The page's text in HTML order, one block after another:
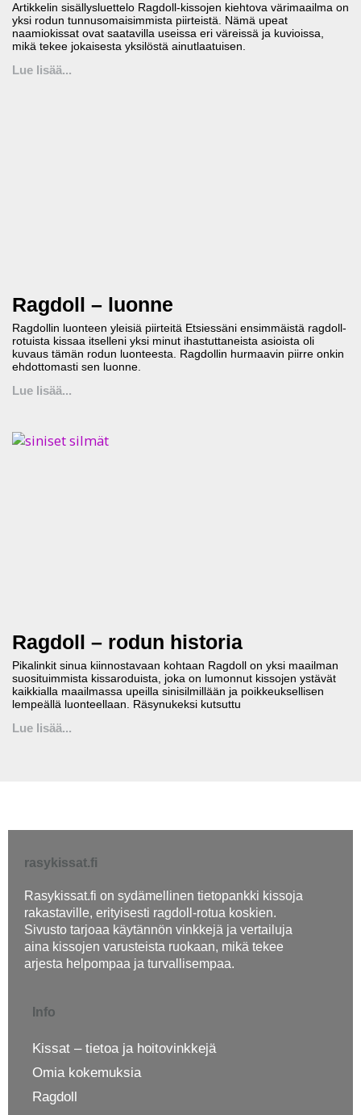
Artikkelin sisällysluettelo Ragdoll-kissojen kiehtova värimaailma on
yksi rodun tunnusomaisimmista piirteistä. Nämä upeat
naamiokissat ovat saatavilla useissa eri väreissä ja kuvioissa,
mikä tekee jokaisesta yksilöstä ainutlaatuisen.
Lue lisää...
Ragdoll – luonne
Ragdollin luonteen yleisiä piirteitä Etsiessäni ensimmäistä ragdoll-
rotuista kissaa itselleni yksi minut ihastuttaneista asioista oli
kuvaus tämän rodun luonteesta. Ragdollin hurmaavin piirre onkin
ehdottomasti sen luonne.
Lue lisää...
Ragdoll – rodun historia
Pikalinkit sinua kiinnostavaan kohtaan Ragdoll on yksi maailman
suosituimmista kissaroduista, joka on lumonnut kissojen ystävät
kaikkialla maailmassa upeilla sinisilmillään ja poikkeuksellisen
lempeällä luonteellaan. Räsynukeksi kutsuttu
Lue lisää...
rasykissat.fi
Rasykissat.fi on sydämellinen tietopankki kissoja
rakastaville, erityisesti ragdoll-rotua koskien.
Sivusto tarjoaa käytännön vinkkejä ja vertailuja
aina kissojen varusteista ruokaan, mikä tekee
arjesta helpompaa ja turvallisempaa.
Info
Kissat – tietoa ja hoitovinkkejä
Omia kokemuksia
Ragdoll